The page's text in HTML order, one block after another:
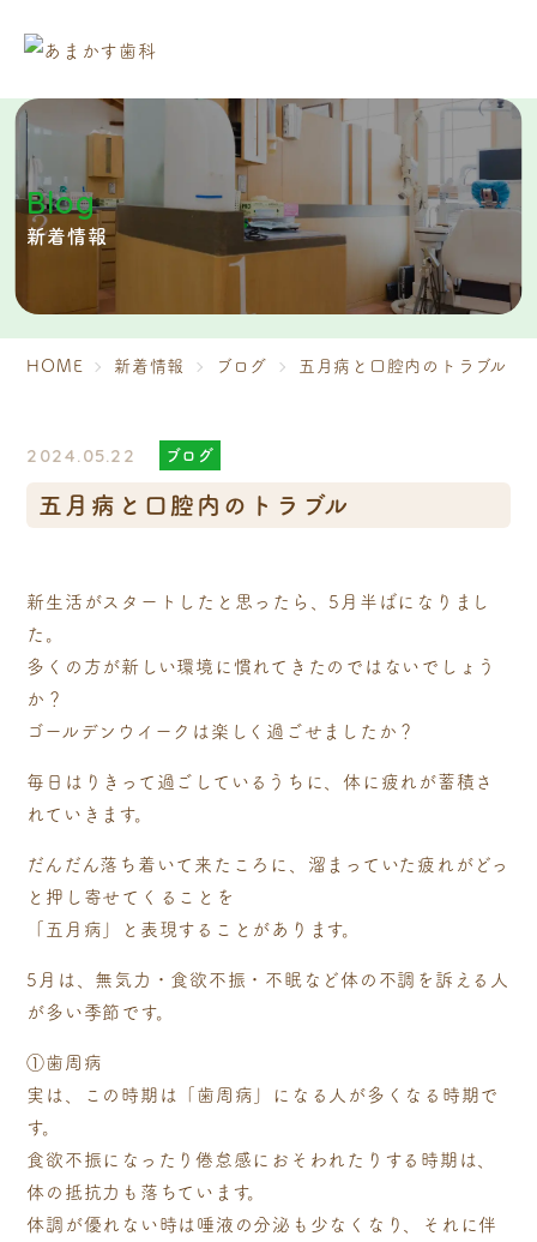
Blog
新着情報
HOME 新着情報 ブログ 五月病と口腔内のトラブル
2024.05.22 ブログ
五月病と口腔内のトラブル
新生活がスタートしたと思ったら、5月半ばになりまし
た。
多くの方が新しい環境に慣れてきたのではないでしょう
か？
ゴールデンウイークは楽しく過ごせましたか？
毎日はりきって過ごしているうちに、体に疲れが蓄積さ
れていきます。
だんだん落ち着いて来たころに、溜まっていた疲れがどっ
と押し寄せてくることを
「五月病」と表現することがあります。
5月は、無気力・食欲不振・不眠など体の不調を訴える人
が多い季節です。
①歯周病
実は、この時期は「歯周病」になる人が多くなる時期で
す。
食欲不振になったり倦怠感におそわれたりする時期は、
体の抵抗力も落ちています。
体調が優れない時は唾液の分泌も少なくなり、それに伴